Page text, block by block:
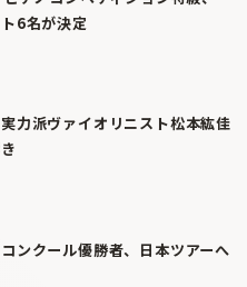
6名が決定
力派ヴァイオリニスト松本紘佳
ンクール優勝者、日本ツアーへ